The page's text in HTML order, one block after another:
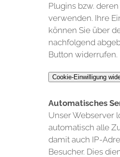
Plugins bzw.
verwenden. Ihre
können Sie über
nachfolgend
Button widerrufen.
Cookie-Einwilligung
Automatisches
Unser Webserver
automatisch alle
damit auch IP-
Besucher. Dies